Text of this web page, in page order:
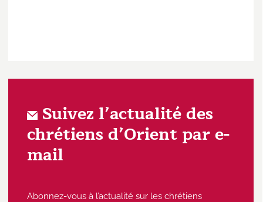
Suivez l’actualité des
chrétiens d’Orient par e-
mail
Abonnez-vous à l’actualité sur les chrétiens